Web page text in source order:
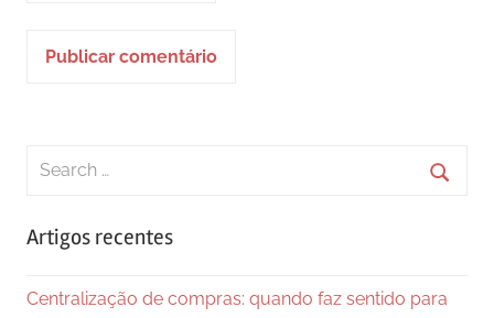
Search
Artigos recentes
Centralização de compras: quando faz sentido para